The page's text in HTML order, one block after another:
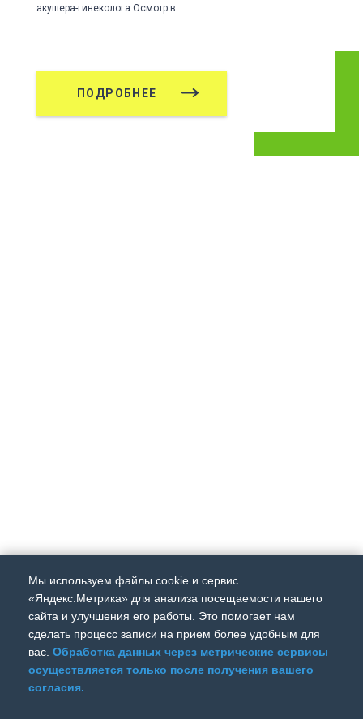
акушера-гинеколога Осмотр в…
ПОДРОБНЕЕ
ПОЛИТИКА КОНФИДЕНЦИАЛЬНОСТИ
ИНФОРМАЦИЯ ДЛЯ НАДЗОРНЫХ ОРГАНОВ
СЕРТИФИКАТЫ И ЛИЦЕНЗИИ
Мы используем файлы cookie и сервис
«Яндекс.Метрика» для анализа посещаемости нашего
сайта и улучшения его работы. Это помогает нам
сделать процесс записи на прием более удобным для
вас. Обработка данных через метрические сервисы
осуществляется только после получения вашего
согласия.